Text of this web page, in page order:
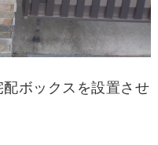
ボックスを設置させ